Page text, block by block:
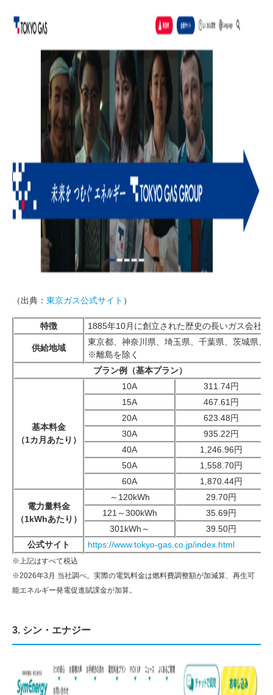
（出典： 東京ガス公式サイト ）
特徴 1885年10月に創立された歴史の長いガス会社
供給地域
東京都、神奈川県、埼玉県、千葉県、茨城県、
※離島を除く
プラン例（基本プラン）
基本料金
（1カ月あたり）
10A
311.74円
15A
467.61円
20A
623.48円
30A
935.22円
40A
1,246.96円
50A
1,558.70円
60A
1,870.44円
電力量料金
（1kWhあたり）
～120kWh
29.70円
121～300kWh
35.69円
301kWh～
39.50円
公式サイト
https://www.tokyo-gas.co.jp/index.html
※上記はすべて税込
※2026年3月 当社調べ。実際の電気料金は燃料費調整額が加減算、再生可
能エネルギー発電促進賦課金が加算。
3. シン・エナジー